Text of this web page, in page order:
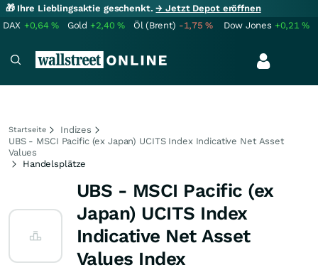
🎁 Ihre Lieblingsaktie geschenkt.→ Jetzt Depot eröffnen
DAX +0,64% Gold +2,40% Öl (Brent) -1,75% Dow Jones +0,21%
Startseite
Indizes
UBS - MSCI Pacific (ex Japan) UCITS Index Indicative Net Asset
Values
Handelsplätze
UBS - MSCI Pacific (ex
Japan) UCITS Index
Indicative Net Asset
Values Index